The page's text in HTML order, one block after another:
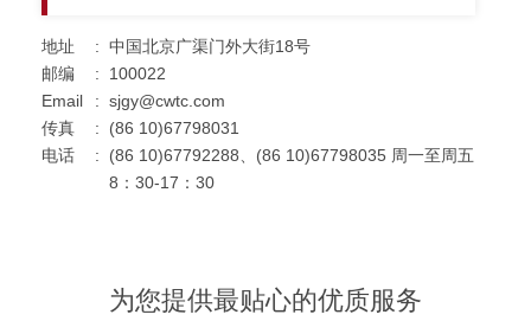
地址 : 中国北京广渠门外大街18号
邮编
:
100022
Email
: sjgy@cwtc.com
传真
:
(86 10)67798031
电话
:
(86 10)67792288、(86 10)67798035 周一至周五
8：30-17：30
为您提供最贴心的优质服务